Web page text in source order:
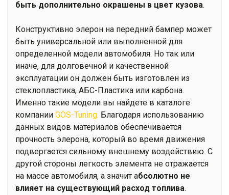
быть дополнительно окрашены в цвет кузова.
Конструктивно элерон на передний бампер может
быть универсальной или выполненной для
определенной модели автомобиля. Но так или
иначе, для долговечной и качественной
эксплуатации он должен быть изготовлен из
стеклопластика, АБС-Пластика или карбона.
Именно такие модели вы найдете в каталоге
компании GOS-Tuning. Благодаря использованию
данных видов материалов обеспечивается
прочность элерона, который во время движения
подвергается сильному внешнему воздействию. С
другой стороны легкость элемента не отражается
на массе автомобиля, а значит абсолютно не
влияет на существующий расход топлива.